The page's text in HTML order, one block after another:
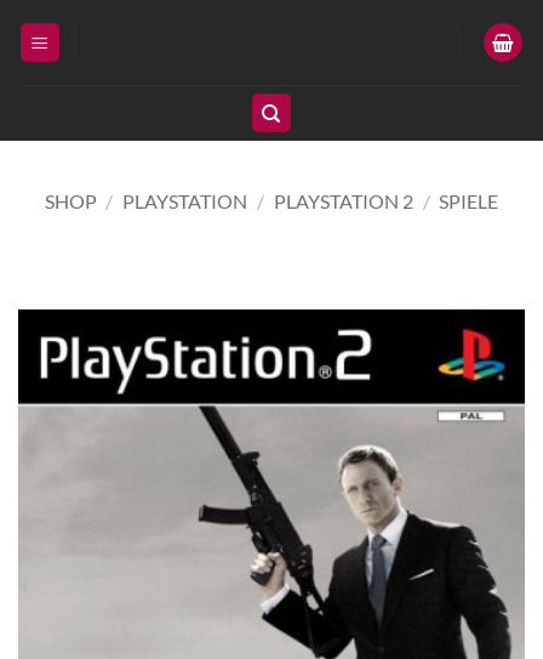
Inhalt
SHOP / PLAYSTATION / PLAYSTATION 2 / SPIELE